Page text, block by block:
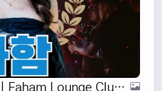
호치민 파함 라운지 클럽 | Faham Lounge Club | VIP 클럽 1군